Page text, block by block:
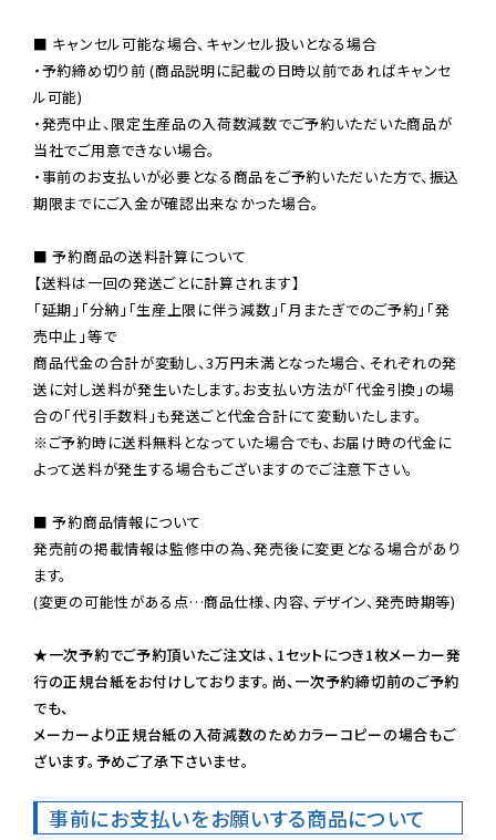
■ キャンセル可能な場合、キャンセル扱いとなる場合
・予約締め切り前 (商品説明に記載の日時以前であればキャンセ
ル可能)
・発売中止、限定生産品の入荷数減数でご予約いただいた商品が
当社でご用意できない場合。
・事前のお支払いが必要となる商品をご予約いただいた方で、振込
期限までにご入金が確認出来なかった場合。
■ 予約商品の送料計算について
【送料は一回の発送ごとに計算されます】
「延期」「分納」「生産上限に伴う減数」「月またぎでのご予約」「発
売中止」等で
商品代金の合計が変動し、3万円未満となった場合、それぞれの発
送に対し送料が発生いたします。お支払い方法が「代金引換」の場
※ご予約時に送料無料となっていた場合でも、お届け時の代金に
よって送料が発生する場合もございますのでご注意下さい。
■ 予約商品情報について
発売前の掲載情報は監修中の為、発売後に変更となる場合があり
ます。
(変更の可能性がある点…商品仕様、内容、デザイン、発売時期等)
★一次予約でご予約頂いたご注文は、1セットにつき1枚メーカー発
行の正規台紙をお付けしております。尚、一次予約締切前のご予約
でも、
メーカーより正規台紙の入荷減数のためカラーコピーの場合もご
ざいます。予めご了承下さいませ。
事前にお支払いをお願いする商品について